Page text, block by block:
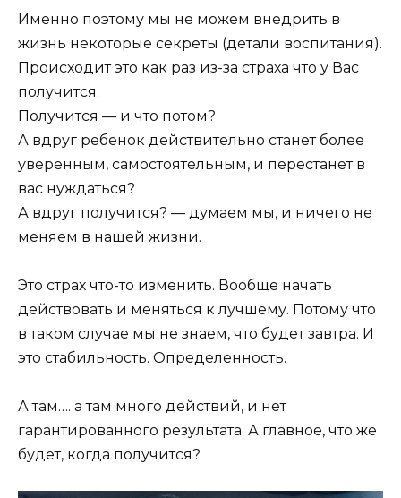
Именно поэтому мы не можем внедрить в
жизнь некоторые секреты (детали воспитания).
Происходит это как раз из-за страха что у Вас
получится.
Получится — и что потом?
А вдруг ребенок действительно станет более
уверенным, самостоятельным, и перестанет в
вас нуждаться?
А вдруг получится? — думаем мы, и ничего не
меняем в нашей жизни.
Это страх что-то изменить. Вообще начать
действовать и меняться к лучшему. Потому что
в таком случае мы не знаем, что будет завтра. И
это стабильность. Определенность.
А там…. а там много действий, и нет
гарантированного результата. А главное, что же
будет, когда получится?